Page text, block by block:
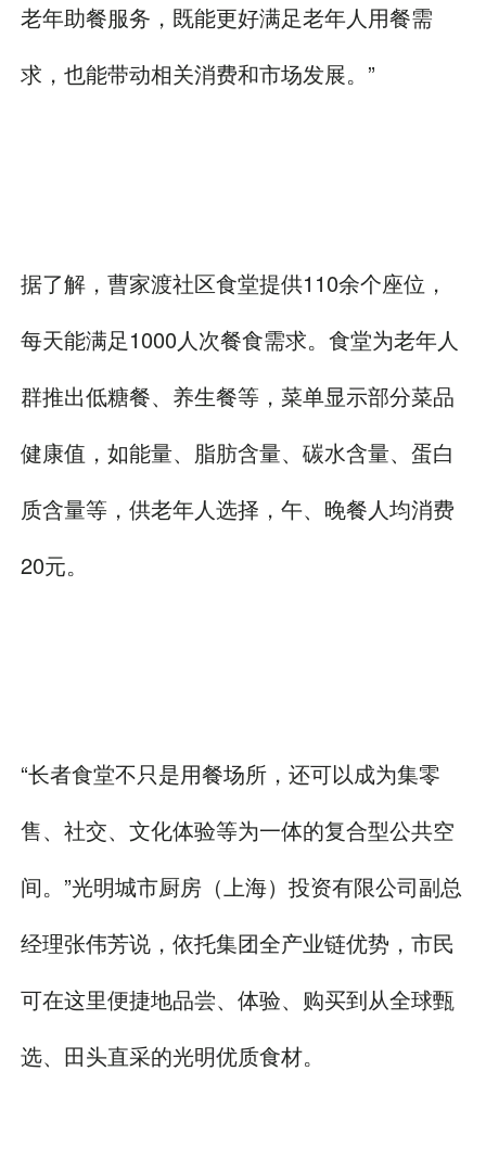
老年助餐服务，既能更好满足老年人用餐需
求，也能带动相关消费和市场发展。”
据了解，曹家渡社区食堂提供110余个座位，
每天能满足1000人次餐食需求。食堂为老年人
群推出低糖餐、养生餐等，菜单显示部分菜品
健康值，如能量、脂肪含量、碳水含量、蛋白
质含量等，供老年人选择，午、晚餐人均消费
20元。
“长者食堂不只是用餐场所，还可以成为集零
售、社交、文化体验等为一体的复合型公共空
间。”光明城市厨房（上海）投资有限公司副总
经理张伟芳说，依托集团全产业链优势，市民
可在这里便捷地品尝、体验、购买到从全球甄
选、田头直采的光明优质食材。